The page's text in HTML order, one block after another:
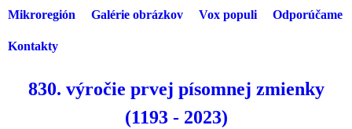
Mikroregión Galérie obrázkov Vox populi Odporúčame
Kontakty
830. výročie prvej písomnej zmienky
(1193 - 2023)